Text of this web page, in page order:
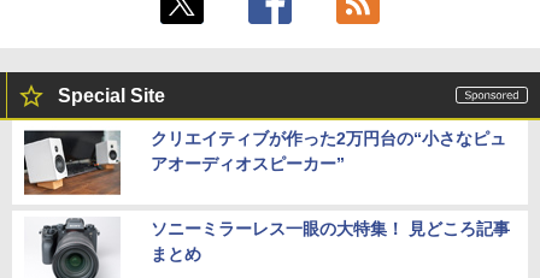
Special Site
クリエイティブが作った2万円台の“小さなピュ
アオーディオスピーカー”
ソニーミラーレス一眼の大特集！ 見どころ記事
まとめ